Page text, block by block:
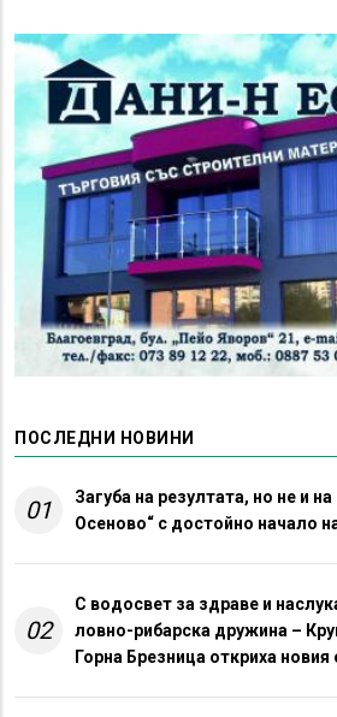
ПОСЛЕДНИ НОВИНИ
01
Загуба на резултата, но не и
Осеново“ с достойно начало
02
С водосвет за здраве и
ловно-рибарска дружина –
Горна Брезница откриха новия